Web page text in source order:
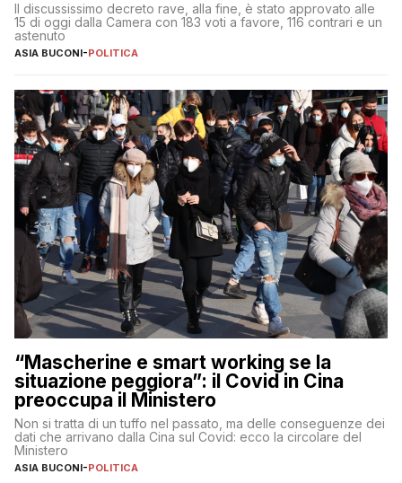
Il discussissimo decreto rave, alla fine, è stato approvato alle
15 di oggi dalla Camera con 183 voti a favore, 116 contrari e un
astenuto
ASIA BUCONI-POLITICA
“Mascherine e smart working se la
situazione peggiora”: il Covid in Cina
preoccupa il Ministero
Non si tratta di un tuffo nel passato, ma delle conseguenze dei
dati che arrivano dalla Cina sul Covid: ecco la circolare del
Ministero
ASIA BUCONI-POLITICA